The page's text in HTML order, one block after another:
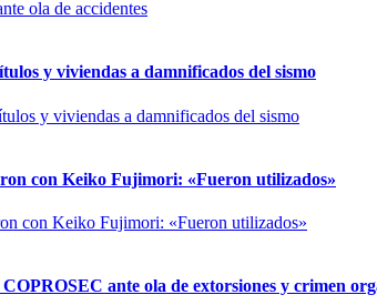
y viviendas a damnificados del sismo
con Keiko Fujimori: «Fueron utilizados»
ante ola de extorsiones y crimen